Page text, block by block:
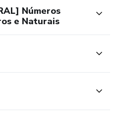
Números
e Naturais